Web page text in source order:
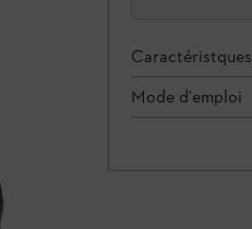
Caractéristques
Mode d'emploi